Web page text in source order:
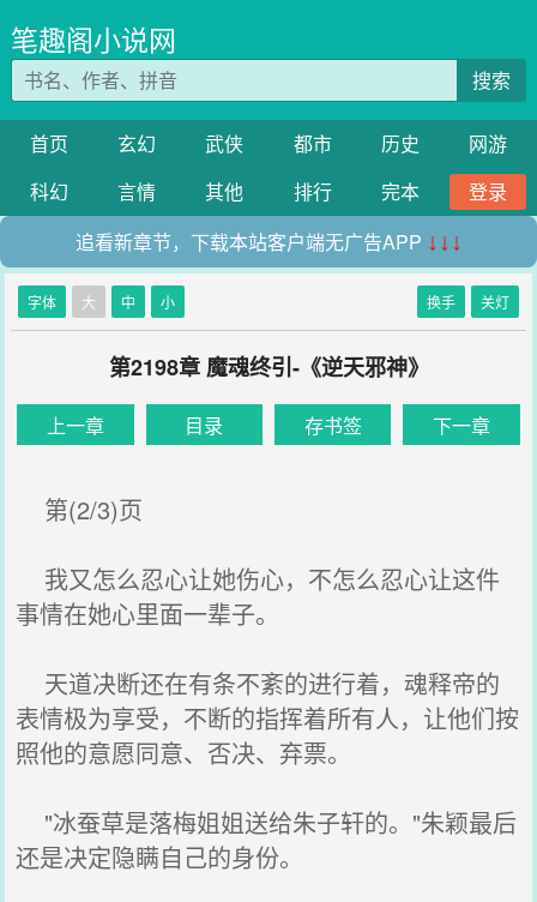
笔趣阁小说网
搜索
首页 玄幻 武侠 都市 历史
网游
科幻
言情 其他 排行 完本
登录
追看新章节，下载本站客户端无广告APP ↓↓↓
字体 大 中 小 换手 关灯
第2198章 魔魂终引-《逆天邪神》
上一章 目录 存书签 下一章
第(2/3)页
我又怎么忍心让她伤心，不怎么忍心让这件
事情在她心里面一辈子。
天道决断还在有条不紊的进行着，魂释帝的
表情极为享受，不断的指挥着所有人，让他们按
照他的意愿同意、否决、弃票。
"冰蚕草是落梅姐姐送给朱子轩的。"朱颖最后
还是决定隐瞒自己的身份。